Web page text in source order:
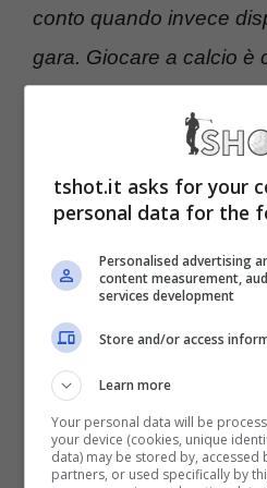
conto quando invece
gara. Giocare a calcio è
avvertirò che è arrivato il
smettere, lo farò senza
età”.
“Mi prendo sempre
mangio bene e mi
più fisico e si giocano
una routine particolare,
calciatore
tshot.it asks for your
personal data for the
Personalised advertising
content measurement,
services development
Store and/or access
Learn more
Your personal data will be
your device (cookies, unique
data) may be stored by, accessed
partners, or used specifically by